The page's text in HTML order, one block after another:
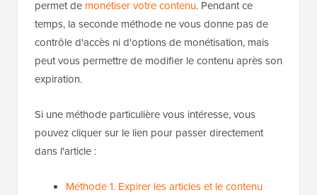
permet de monétiser votre contenu. Pendant ce
temps, la seconde méthode ne vous donne pas de
contrôle d'accès ni d'options de monétisation, mais
peut vous permettre de modifier le contenu après son
expiration.
Si une méthode particulière vous intéresse, vous
pouvez cliquer sur le lien pour passer directement
dans l'article :
Méthode 1. Expirer les articles et le contenu